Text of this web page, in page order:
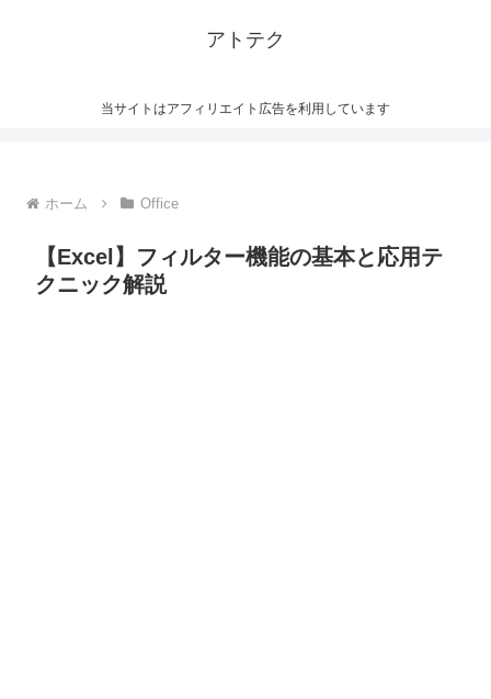
アトテク
当サイトはアフィリエイト広告を利用しています
ホーム Office
【Excel】フィルター機能の基本と応用テ
クニック解説